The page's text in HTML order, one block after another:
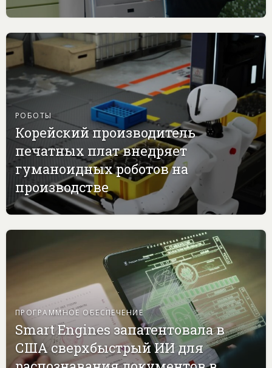
РОБОТЫ
Корейский производитель
печатных плат внедряет
гуманоидных роботов на
производстве
ПРОГРАММНОЕ ОБЕСПЕЧЕНИЕ
Smart Engines запатентовала в
США сверхбыстрый ИИ для